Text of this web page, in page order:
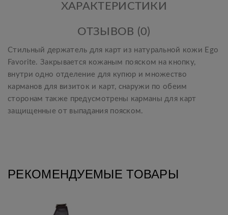
ХАРАКТЕРИСТИКИ
ОТЗЫВОВ (0)
Стильный держатель для карт из натуральной кожи Ego
Favorite. Закрывается кожаным пояском на кнопку,
внутри одно отделение для купюр и множество
карманов для визиток и карт, снаружи по обеим
сторонам также предусмотрены карманы для карт
защищенные от выпадания пояском.
РЕКОМЕНДУЕМЫЕ ТОВАРЫ